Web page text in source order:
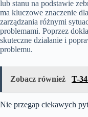
lub stanu na podstawie
ma kluczowe znaczenie
zarządzania różnymi
problemami. Poprzez
skuteczne działanie i
problemu.
Zobacz również T-
Nie przegap ciekawych